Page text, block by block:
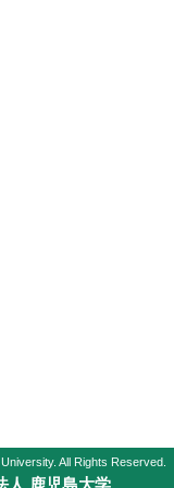
All Rights Reserved.
人 鹿児島大学